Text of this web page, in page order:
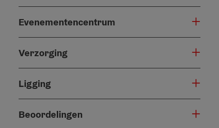
Evenementencentrum
Verzorging
Ligging
Beoordelingen